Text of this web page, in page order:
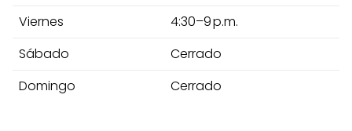
Viernes
4:30–9 p.m.
Sábado
Cerrado
Domingo
Cerrado